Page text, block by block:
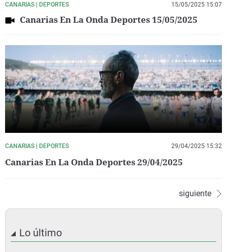
CANARIAS | DEPORTES 15/05/2025 15:07
Canarias En La Onda Deportes 15/05/2025
CANARIAS | DEPORTES 29/04/2025 15:32
Canarias En La Onda Deportes 29/04/2025
siguiente
Lo último